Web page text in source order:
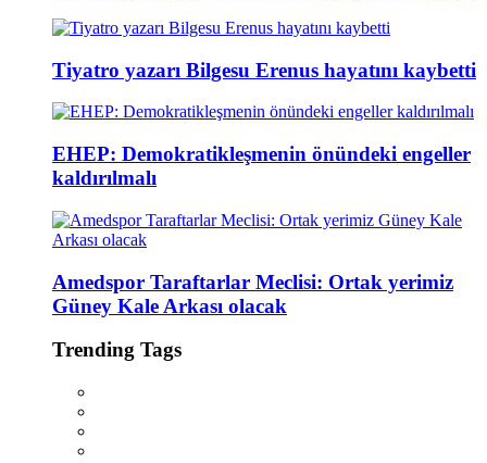
Tiyatro yazarı Bilgesu Erenus hayatını kaybetti
EHEP: Demokratikleşmenin önündeki engeller
kaldırılmalı
Amedspor Taraftarlar Meclisi: Ortak yerimiz
Güney Kale Arkası olacak
Trending Tags